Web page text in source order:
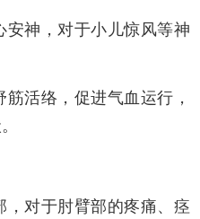
神，对于小儿惊风等神
活络，促进气血运行，
，对于肘臂部的疼痛、痉